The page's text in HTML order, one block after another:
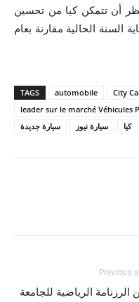
أن تتمكن كيا من تحسين
السنة الحالية مقارنة بعام
TAGS automobile
City
leader sur le marché Véhicules
سيارة جديدة
سيارة نيوز كيا
Previous
الرزنامة الرياضية للجامعة